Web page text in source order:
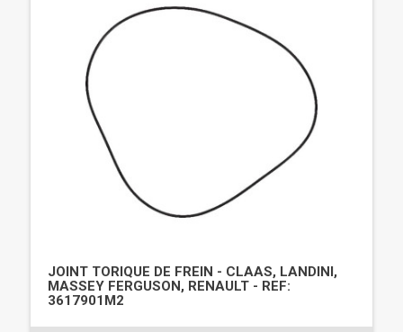
JOINT TORIQUE DE FREIN - CLAAS, LANDINI,
MASSEY FERGUSON, RENAULT - REF:
3617901M2